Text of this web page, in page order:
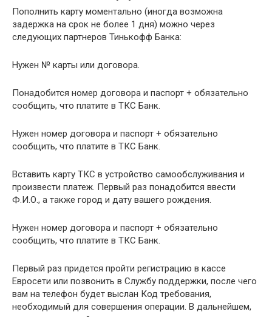
Пополнить карту моментально (иногда возможна
задержка на срок не более 1 дня) можно через
следующих партнеров Тинькофф Банка:
Нужен № карты или договора.
Понадобится номер договора и паспорт + обязательно
сообщить, что платите в ТКС Банк.
Нужен номер договора и паспорт + обязательно
сообщить, что платите в ТКС Банк.
Вставить карту ТКС в устройство самообслуживания и
произвести платеж. Первый раз понадобится ввести
Ф.И.О., а также город и дату вашего рождения.
Нужен номер договора и паспорт + обязательно
сообщить, что платите в ТКС Банк.
Первый раз придется пройти регистрацию в кассе
Евросети или позвонить в Службу поддержки, после чего
вам на телефон будет выслан Код требования,
необходимый для совершения операции. В дальнейшем,